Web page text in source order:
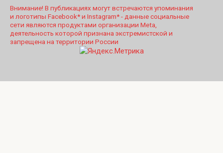
Внимание! В публикациях могут встречаются упоминания
и логотипы Facebook* и Instagram* - данные социальные
сети являются продуктами организации Meta,
деятельность которой признана экстремистской и
запрещена на территории России